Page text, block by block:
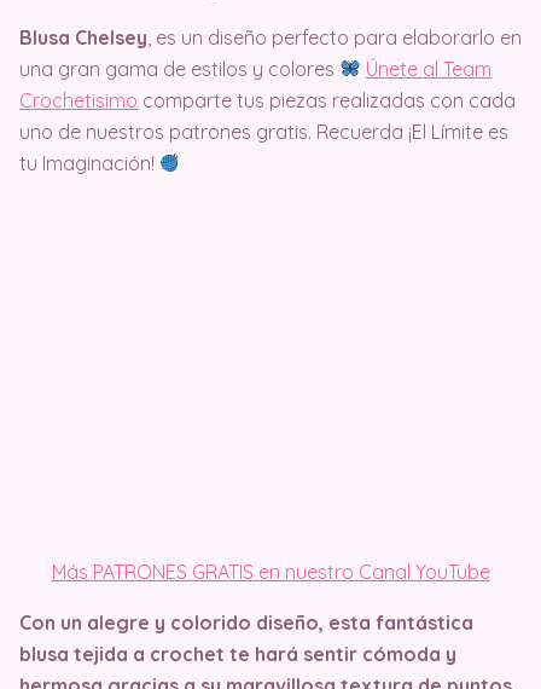
Blusa Chelsey , es un diseño perfecto para elaborarlo en
una gran gama de estilos y colores
Únete al Team
Crochetisimo comparte tus piezas realizadas con cada
uno de nuestros patrones gratis. Recuerda ¡El Límite es
tu Imaginación!
Más PATRONES GRATIS en nuestro Canal YouTube
Con un alegre y colorido diseño, esta fantástica
blusa tejida a crochet te hará sentir cómoda y